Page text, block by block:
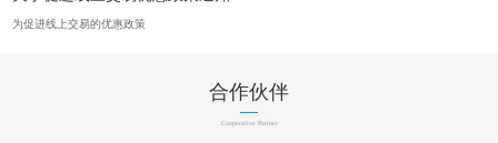
为促进线上交易的优惠政策
合作伙伴
Cooperative Partner